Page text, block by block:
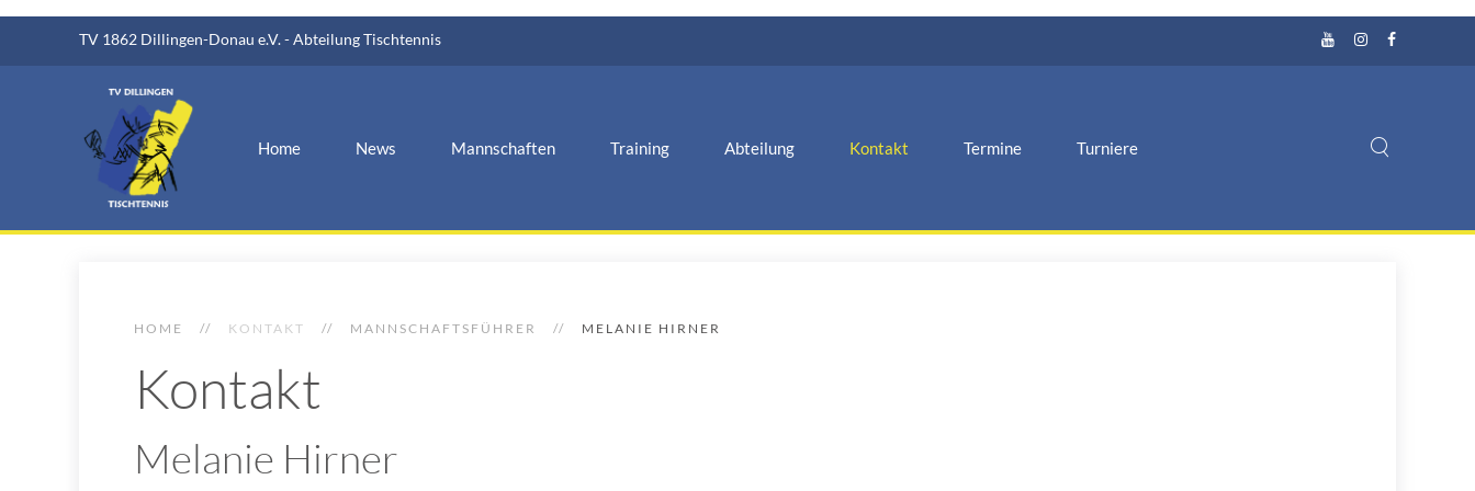
TV 1862 Dillingen-Donau e.V. - Abteilung Tischtennis
Home News Mannschaften Training Abteilung Kontakt Termine Turniere
HOME KONTAKT MANNSCHAFTSFÜHRER MELANIE HIRNER
Kontakt
Melanie Hirner